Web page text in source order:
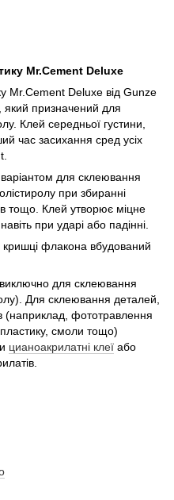
Mr.Cement Deluxe
Mr.Cement Deluxe від Gunze
який призначений для
Клей середньої густини,
час засихання сред усіх
для склеювання
при збиранні
тощо. Клей утворює міцне
при ударі або падінні.
флакона вбудований
для склеювання
Для склеювання деталей,
(наприклад, фототравлення
смоли тощо)
цианоакрилатні клеї або